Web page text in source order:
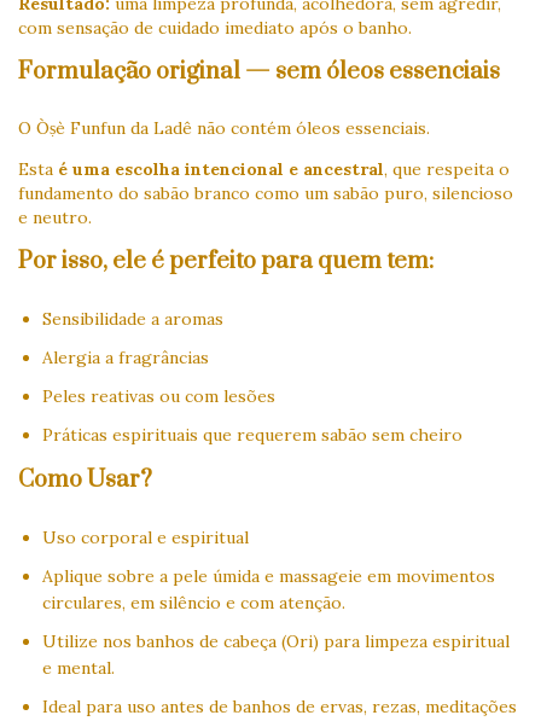
com sensação de cuidado imediato após o banho.
Formulação original — sem óleos essenciais
O Òṣè Funfun da Ladê não contém óleos essenciais.
Esta é uma escolha intencional e ancestral, que respeita o
fundamento do sabão branco como um sabão puro, silencioso
e neutro.
Por isso, ele é perfeito para quem tem:
Sensibilidade a aromas
Alergia a fragrâncias
Peles reativas ou com lesões
Práticas espirituais que requerem sabão sem cheiro
Como Usar?
Uso corporal e espiritual
Aplique sobre a pele úmida e massageie em movimentos
circulares, em silêncio e com atenção.
Utilize nos banhos de cabeça (Ori) para limpeza espiritual
e mental.
Ideal para uso antes de banhos de ervas, rezas, meditações